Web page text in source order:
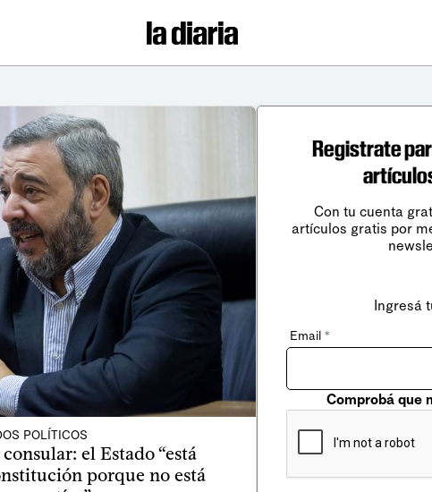
POLÍTICOS
el Estado “está
porque no está
Registrate
Con tu cuenta
artículos gratis por
Ingresá
Email *
Comprobá que